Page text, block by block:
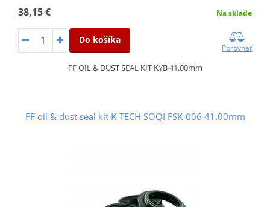
38,15 € Na sklade
Do košíka
Porovnať
FF OIL & DUST SEAL KIT KYB 41.00mm
FF oil & dust seal kit K-TECH SOQI FSK-006 41.00mm